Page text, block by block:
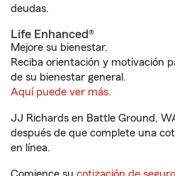
deudas.
Life Enhanced®
Mejore su bienestar.
Reciba orientación y motivación
de su bienestar general.
Aquí puede ver más.
JJ Richards en Battle Ground,
después de que complete una
en línea.